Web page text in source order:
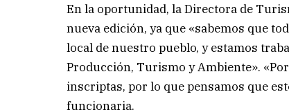
En la oportunidad, la Directora de
nueva edición, ya que «sabemos que
local de nuestro pueblo, y estamos
Producción, Turismo y Ambiente».
inscriptas, por lo que pensamos que
funcionaria.